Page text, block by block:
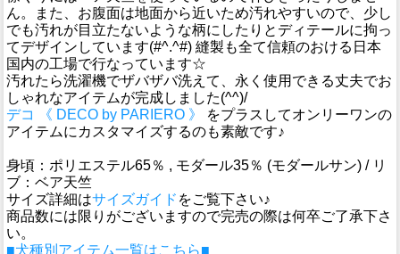
ん。また、お腹面は地面から近いため汚れやすいので、少し
でも汚れが目立たないような柄にしたりとディテールに拘っ
てデザインしています(#^.^#) 縫製も全て信頼のおける日本
国内の工場で行なっています☆
汚れたら洗濯機でザバザバ洗えて、永く使用できる丈夫でお
しゃれなアイテムが完成しました(^^)/
デコ 《 DECO by PARIERO 》
をプラスしてオンリーワンの
アイテムにカスタマイズするのも素敵です♪
身頃：ポリエステル65％ , モダール35％ (モダールサン) / リ
ブ：ベア天竺
サイズ詳細はサイズガイド をご覧下さい♪
商品数には限りがございますので完売の際は何卒ご了承下さ
い。
■犬種別アイテム一覧はこちら■